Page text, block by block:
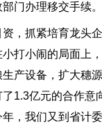
门办理移交手续。
抓紧培育龙头企
打小闹的局面上
产设备，扩大穗
1.3亿元的合作
年，我们又到省计